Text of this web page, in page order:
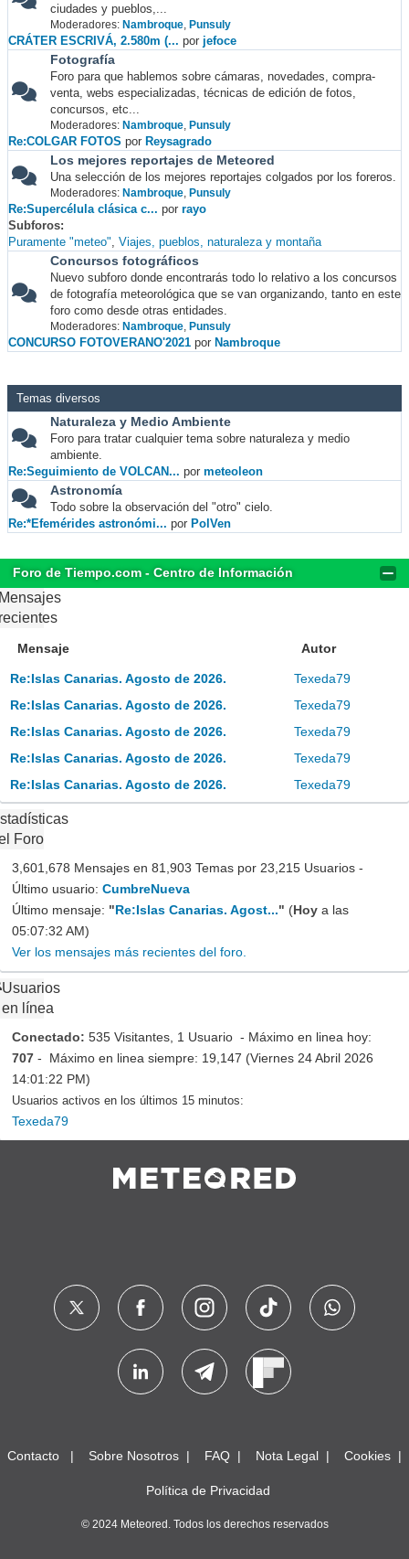
ciudades y pueblos,...
Moderadores: Nambroque, Punsuly
CRÁTER ESCRIVÁ, 2.580m (... por jefoce
Fotografía
Foro para que hablemos sobre cámaras, novedades, compra-
venta, webs especializadas, técnicas de edición de fotos,
concursos, etc...
Moderadores: Nambroque, Punsuly
Re:COLGAR FOTOS por Reysagrado
Los mejores reportajes de Meteored
Una selección de los mejores reportajes colgados por los foreros.
Moderadores: Nambroque, Punsuly
Re:Supercélula clásica c... por rayo
Subforos
Puramente "meteo" Viajes, pueblos, naturaleza y montaña
Concursos fotográficos
Nuevo subforo donde encontrarás todo lo relativo a los concursos
de fotografía meteorológica que se van organizando, tanto en este
foro como desde otras entidades.
Moderadores: Nambroque, Punsuly
CONCURSO FOTOVERANO'2021 por Nambroque
Temas diversos
Naturaleza y Medio Ambiente
Foro para tratar cualquier tema sobre naturaleza y medio
ambiente.
Re:Seguimiento de VOLCAN... por meteoleon
Astronomía
Todo sobre la observación del "otro" cielo.
Re:*Efemérides astronómi... por PolVen
Foro de Tiempo.com - Centro de Información
Mensaje Autor
Re:Islas Canarias. Agosto de 2026.
Texeda79
Re:Islas Canarias. Agosto de 2026.
Texeda79
Re:Islas Canarias. Agosto de 2026.
Texeda79
Re:Islas Canarias. Agosto de 2026.
Texeda79
Re:Islas Canarias. Agosto de 2026.
Texeda79
Foro
3,601,678 Mensajes en 81,903 Temas por 23,215 Usuarios -
Último usuario: CumbreNueva
Último mensaje: "Re:Islas Canarias. Agost..." (Hoy a las
05:07:32 AM)
Ver los mensajes más recientes del foro.
Usuarios
en línea
Conectado: 535 Visitantes, 1 Usuario - Máximo en linea hoy:
707 - Máximo en linea siempre: 19,147 (Viernes 24 Abril 2026
14:01:22 PM)
Usuarios activos en los últimos 15 minutos:
Texeda79
Contacto Sobre Nosotros FAQ Nota Legal Cookies
Política de Privacidad
© 2024 Meteored. Todos los derechos reservados